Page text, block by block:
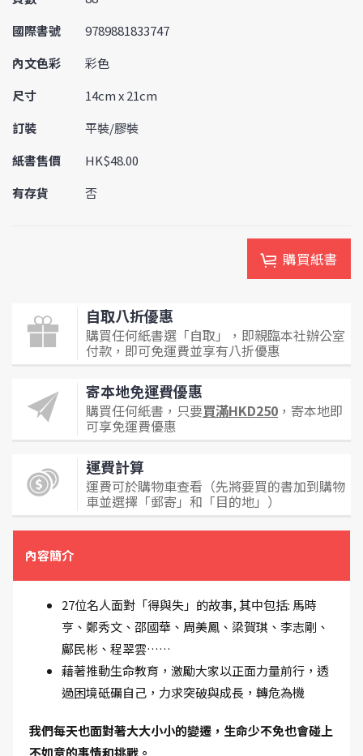
國際書號
9789881833747
內文色彩
彩色
尺寸
14cm x 21cm
訂裝
平裝/膠裝
紙書售價
HK$48.00
有存貨
否
購買紙書
自取八折優惠
購買任何紙書選「自取」，即親臨本社辦公室
付款，即可免運費並享有八折優惠
寄本地免運費優惠
購買任何紙書，只要買滿HKD250 ，寄本地即
可享免運費優惠
運費計算
運費可於購物車查看（先將要買的書加到購物
車並選擇「郵寄」和「目的地」）
內容簡介
27位名人面對「得與失」的故事, 其中包括: 馬時
亨、鄭秀文、邵國華、周美鳳、梁賀琪、李志剛、
鄺民彬、程翠雲……
藉著推動生命教育，激勵大家以正面力量前行，透
過困境砥礪自己，力求突破與成長，轉危為機
我們每天也面對著大大小小的變遷，生命少不免也會碰上
不如意的事情和挑戰。